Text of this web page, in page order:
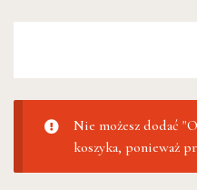
Nie możesz dodać
koszyka, ponieważ